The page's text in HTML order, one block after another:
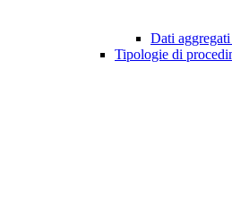
Dati
Tipologie di